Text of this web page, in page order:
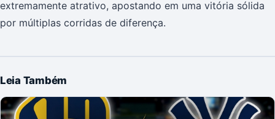
extremamente atrativo, apostando em uma vitória sólida
por múltiplas corridas de diferença.
Leia Também